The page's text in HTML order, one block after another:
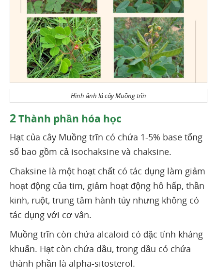
Hình ảnh lá cây Muồng trĩn
2Thành phần hóa học
Hạt của cây Muồng trĩn có chứa 1-5% base tổng
số bao gồm cả isochaksine và chaksine.
Chaksine là một hoạt chất có tác dụng làm giảm
hoạt động của tim, giảm hoạt động hô hấp, thần
kinh, ruột, trung tâm hành tủy nhưng không có
tác dụng với cơ vân.
Muồng trĩn còn chứa alcaloid có đặc tính kháng
khuẩn. Hạt còn chứa dầu, trong dầu có chứa
thành phần là alpha-sitosterol.